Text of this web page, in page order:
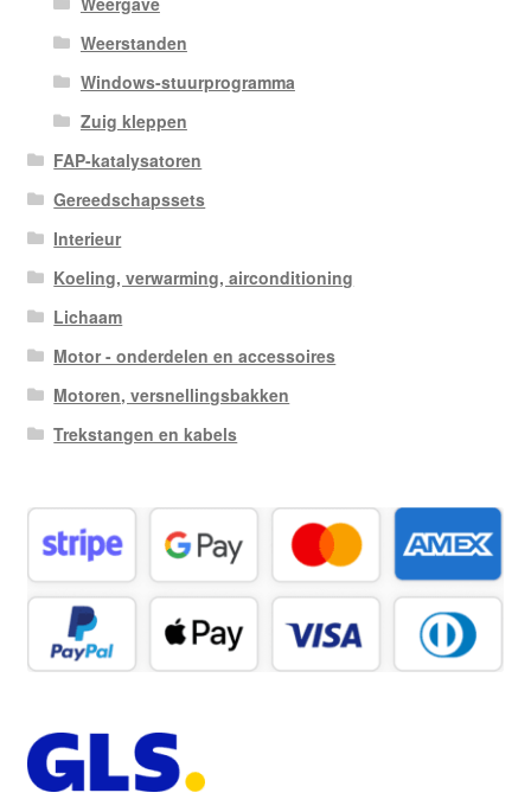
Weerstanden
Windows-stuurprogramma
Zuig kleppen
FAP-katalysatoren
Gereedschapssets
Interieur
Koeling, verwarming, airconditioning
Lichaam
Motor - onderdelen en accessoires
Motoren, versnellingsbakken
Trekstangen en kabels